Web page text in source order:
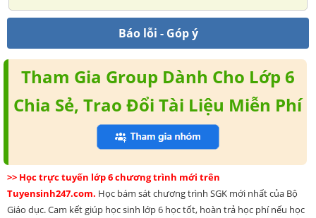
Báo lỗi - Góp ý
Tham Gia Group Dành Cho Lớp 6
Chia Sẻ, Trao Đổi Tài Liệu Miễn Phí
>> Học trực tuyến lớp 6 chương trình mới trên
Tuyensinh247.com. Học bám sát chương trình SGK mới nhất của Bộ
Giáo dục. Cam kết giúp học sinh lớp 6 học tốt, hoàn trả học phí nếu học